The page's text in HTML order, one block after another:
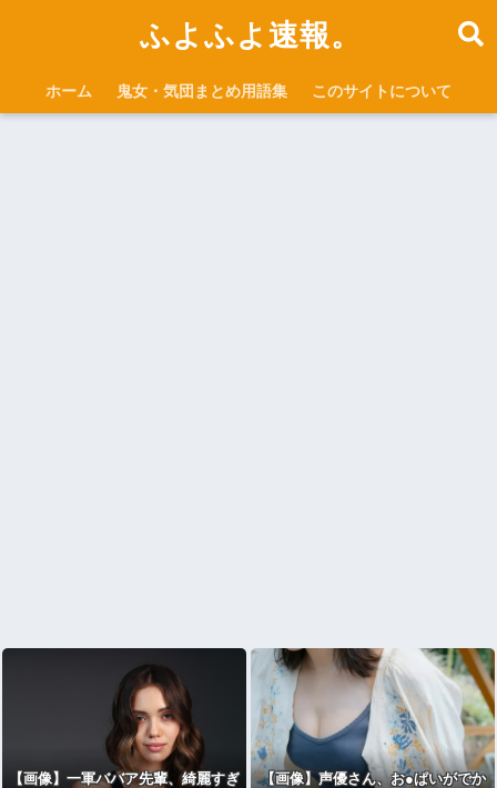
ふよふよ速報。
ホーム 鬼女・気団まとめ用語集 このサイトについて
【画像】一軍ババア先輩、綺麗すぎ
【画像】声優さん、お●ぱいがでか